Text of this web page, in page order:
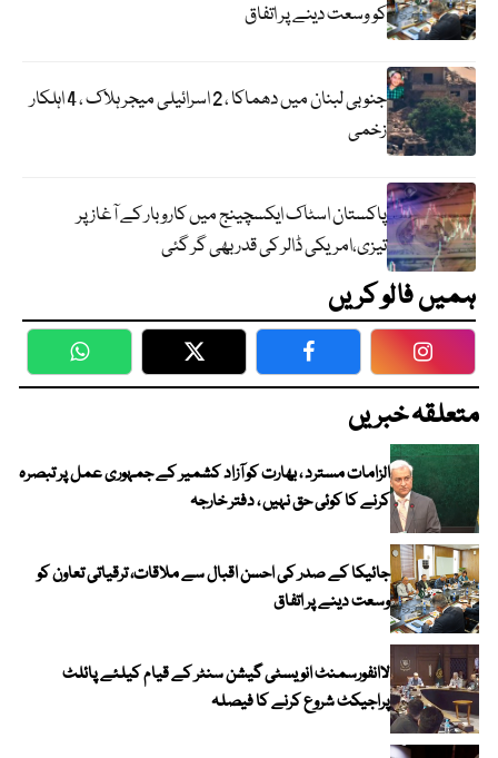
کو وسعت دینے پر اتفاق
جنوبی لبنان میں دھماکا ، 2 اسرائیلی میجر ہلاک ، 4 اہلکار
زخمی
پاکستان اسٹاک ایکسچینج میں کاروبار کے آغاز پر
تیزی،امریکی ڈالر کی قدر بھی گر گئی
ہمیں فالو کریں
WhatsApp Twitter Facebook
متعلقہ خبریں
الزامات مسترد ، بھارت کو آزاد کشمیر کے جمہوری عمل پر تبصرہ
کرنے کا کوئی حق نہیں ، دفتر خارجہ
جائیکا کے صدر کی احسن اقبال سے ملاقات، ترقیاتی تعاون کو
وسعت دینے پر اتفاق
لاانفورسمنٹ انویسٹی گیشن سنٹر کے قیام کیلئے پائلٹ
پراجیکٹ شروع کرنے کا فیصلہ